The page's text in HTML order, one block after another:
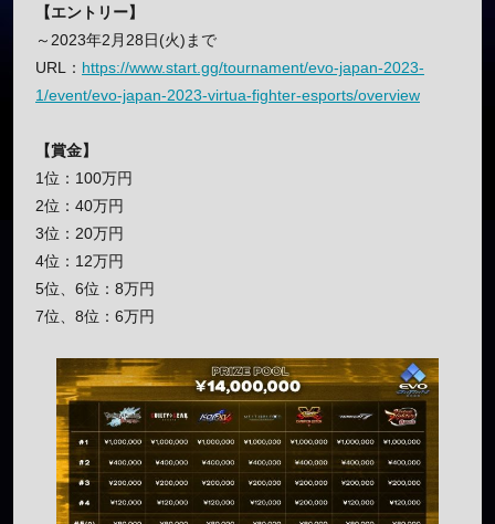
【エントリー】
～2023年2月28日(火)まで
URL： https://www.start.gg/tournament/evo-japan-2023-
1/event/evo-japan-2023-virtua-fighter-esports/overview
【賞金】
1位：100万円
2位：40万円
3位：20万円
4位：12万円
5位、6位：8万円
7位、8位：6万円